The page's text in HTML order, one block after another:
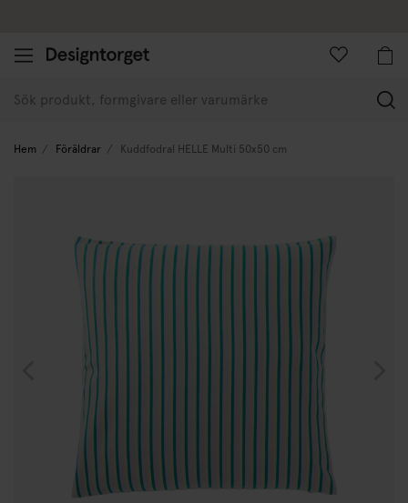
Hem Föräldrar Kuddfodral HELLE Multi 50x50 cm